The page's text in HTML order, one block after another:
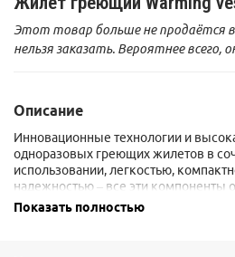
Этот товар больше не продаётся в
нельзя заказать. Вероятнее всего,
Описание
Инновационные технологии и
одноразовых греющих жилетов в
использовании, легкостью,
надежностью – все эти компоненты
комфорт в сложных погодных
Показать полностью